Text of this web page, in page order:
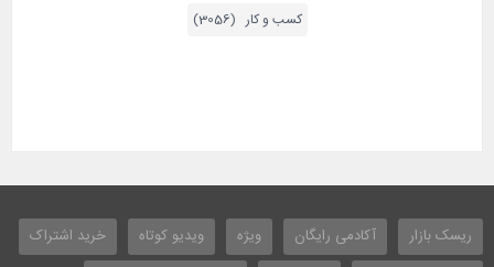
کسب و کار (3056)
ریسک بازار آکادمی رایگان ویژه ویدیو کوتاه
خرید اشتراک